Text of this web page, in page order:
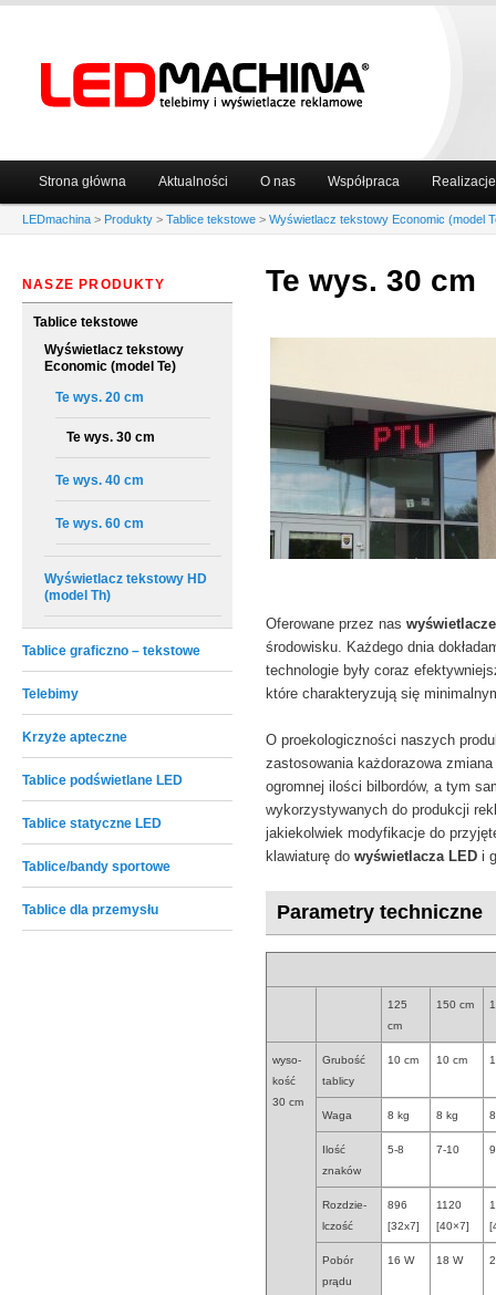
Główne
Przeskocz
do
tekstu
Przeskocz
do
widgetów
Strona główna Aktualności O nas Współpraca Realizacje
LEDmachina > Produkty > Tablice tekstowe > Wyświetlacz tekstowy Economic (model
NASZE PRODUKTY
Tablice tekstowe
Wyświetlacz tekstowy
Economic (model Te)
Te wys. 20 cm
Te wys. 30 cm
Te wys. 40 cm
Te wys. 60 cm
Wyświetlacz tekstowy HD
(model Th)
Tablice graficzno – tekstowe
Telebimy
Krzyże apteczne
Tablice podświetlane LED
Tablice statyczne LED
Tablice/bandy sportowe
Tablice dla przemysłu
Te wys. 30 cm
Oferowane przez nas
środowisku. Każdego dnia
technologie były coraz
które charakteryzują się
O proekologiczności naszych
zastosowania każdorazowa
ogromnej ilości bilbordów, a tym
wykorzystywanych do produkcji
jakiekolwiek modyfikacje do
klawiaturę do wyświetlacza LED i
Parametry techniczne
125
cm
150 cm
wyso-
kość
30 cm
Grubość
tablicy
10 cm 10 cm
Waga 8 kg 8 kg
Ilość
znaków
5-8 7-10
Rozdzie-
lczość
896
[32x7]
1120
[40×7]
Pobór
prądu
16 W 18 W